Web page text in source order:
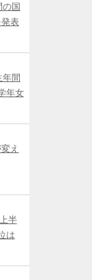
の国
表
年間
年女
え
半
は